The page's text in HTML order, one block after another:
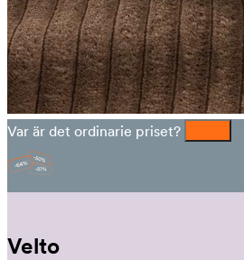
Var är det ordinarie priset?
Velto